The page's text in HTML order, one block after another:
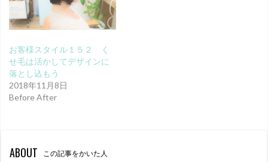
お客様スタイル１５２ く
せ毛は活かしてデザインに
落とし込もう
2018年11月8日
Before After
ABOUT この記事をかいた人